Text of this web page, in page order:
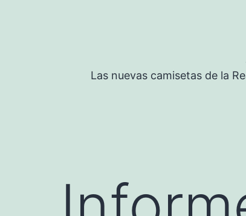
Las nuevas camisetas de la